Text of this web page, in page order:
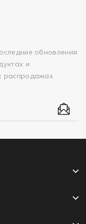
обновления
и
распродажах